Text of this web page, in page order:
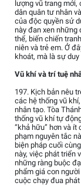
lượng vũ trang mới,
dân quân tư nhân
của độc quyền sử
này đan xen những
thể, biến chiến
niên và trẻ em. Ở
khoát, mà là sự
Vũ khí và trí tuệ
197. Kịch bản nêu
các hệ thống vũ
nhân tạo. Tòa
thống vũ khí tự
“khả hữu” hơn và
phạm nguyên tắc
biện pháp cuối
này, việc phát triển
những ràng buộc
phẩm giá con
cuộc chạy đua